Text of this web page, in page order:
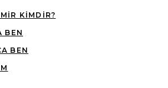
KIMDIR?
BEN
BEN